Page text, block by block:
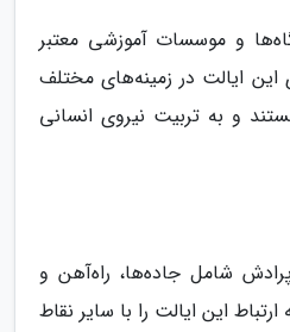
و موسسات آموزشی معتبر
ایالت در زمینه‌های مختلف
و به تربیت نیروی انسانی
شامل جاده‌ها، راه‌آهن و
این ایالت را با سایر نقاط